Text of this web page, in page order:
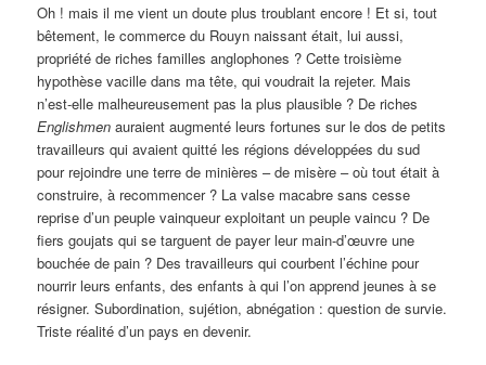
Oh ! mais il me vient un doute plus troublant encore ! Et si, tout
bêtement, le commerce du Rouyn naissant était, lui aussi,
propriété de riches familles anglophones ? Cette troisième
hypothèse vacille dans ma tête, qui voudrait la rejeter. Mais
n’est-elle malheureusement pas la plus plausible ? De riches
Englishmen auraient augmenté leurs fortunes sur le dos de petits
travailleurs qui avaient quitté les régions développées du sud
pour rejoindre une terre de minières – de misère – où tout était à
construire, à recommencer ? La valse macabre sans cesse
reprise d’un peuple vainqueur exploitant un peuple vaincu ? De
fiers goujats qui se targuent de payer leur main-d’œuvre une
bouchée de pain ? Des travailleurs qui courbent l’échine pour
nourrir leurs enfants, des enfants à qui l’on apprend jeunes à se
résigner. Subordination, sujétion, abnégation : question de survie.
Triste réalité d’un pays en devenir.